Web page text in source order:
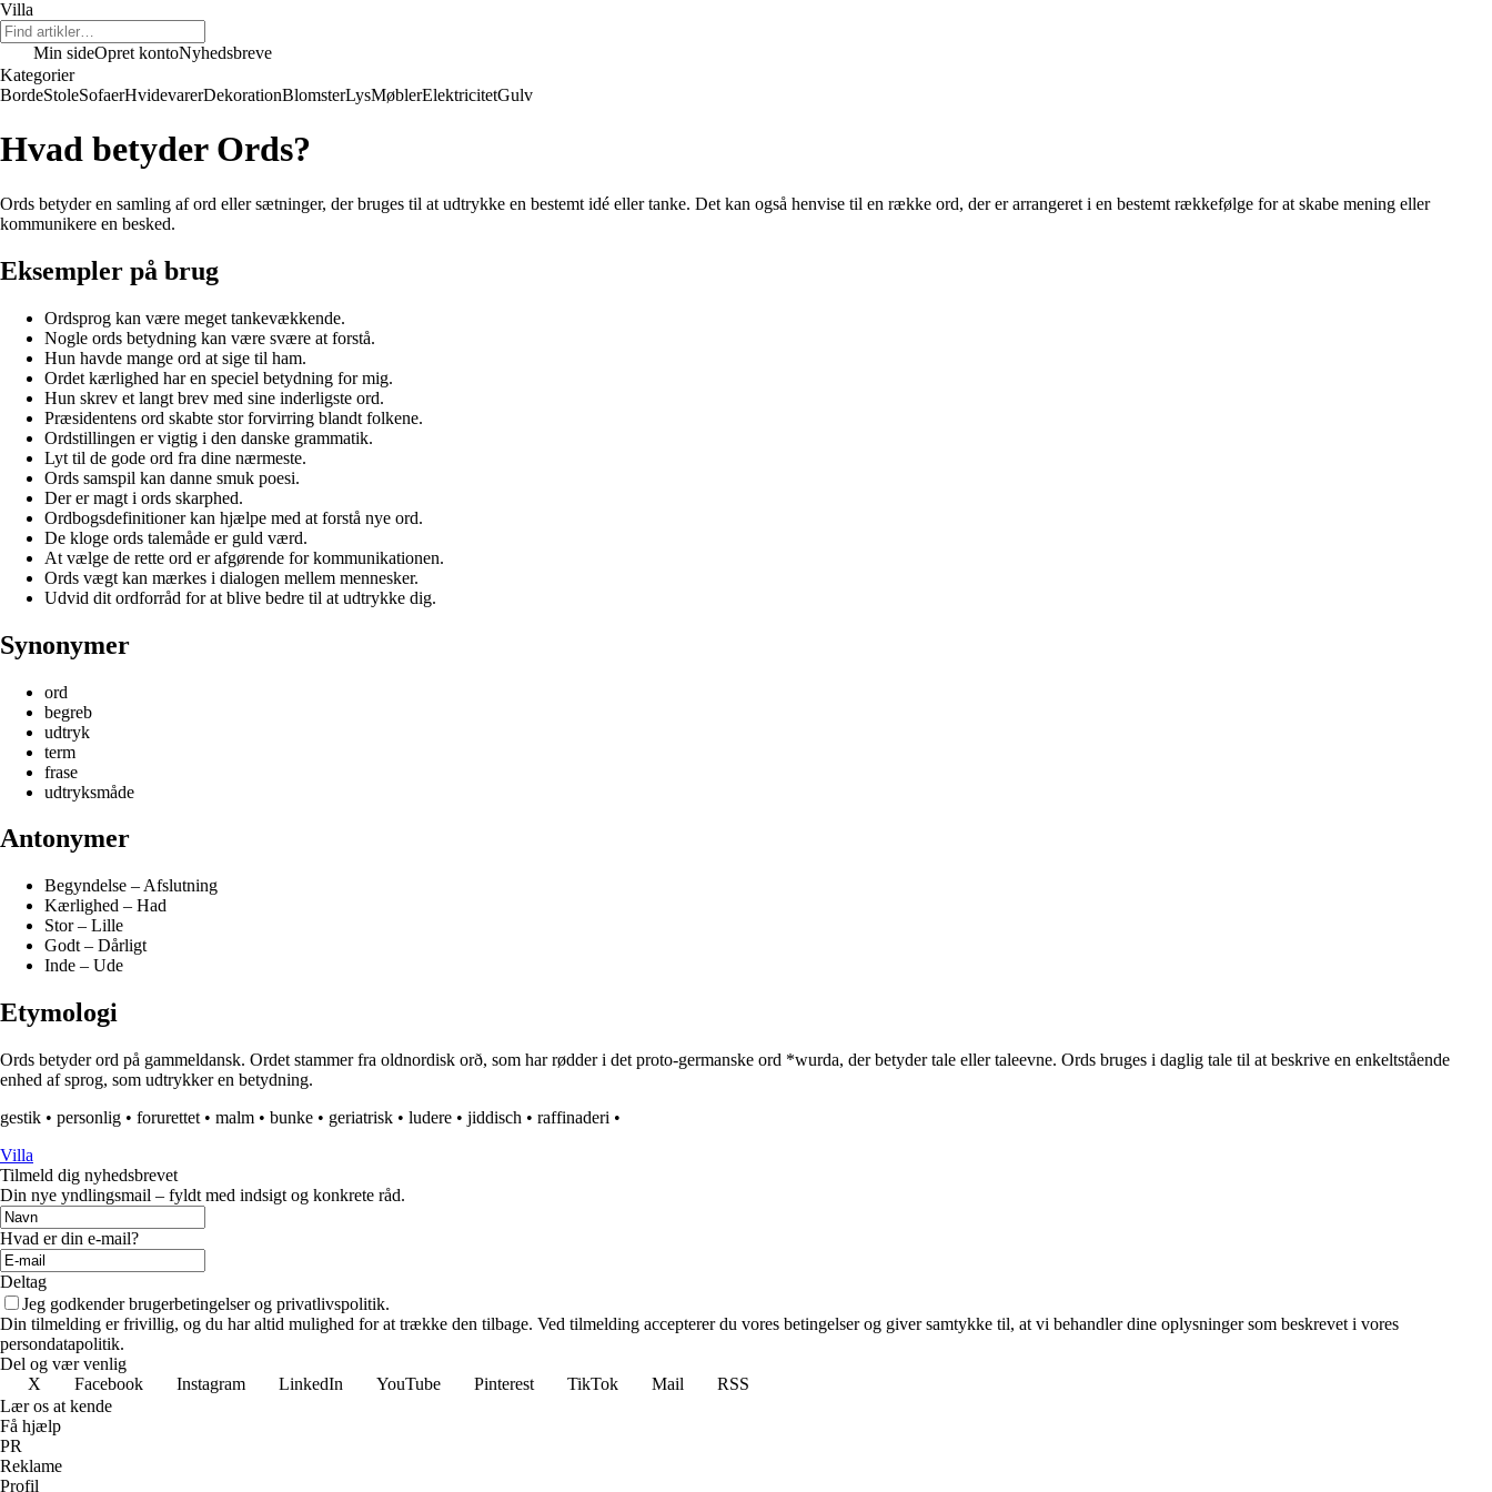
Villa
Min sideOpret kontoNyhedsbreve
Kategorier
BordeStoleSofaerHvidevarerDekorationBlomsterLysMøblerElektricitetGulv
Hvad betyder Ords?
Ords betyder en samling af ord eller sætninger, der bruges til at udtrykke en bestemt idé eller tanke. Det kan også henvise til en række ord, der er arrangeret i en bestemt rækkefølge for at skabe mening eller
kommunikere en besked.
Eksempler på brug
Ordsprog kan være meget tankevækkende.
Nogle ords betydning kan være svære at forstå.
Hun havde mange ord at sige til ham.
Ordet kærlighed har en speciel betydning for mig.
Hun skrev et langt brev med sine inderligste ord.
Præsidentens ord skabte stor forvirring blandt folkene.
Ordstillingen er vigtig i den danske grammatik.
Lyt til de gode ord fra dine nærmeste.
Ords samspil kan danne smuk poesi.
Der er magt i ords skarphed.
Ordbogsdefinitioner kan hjælpe med at forstå nye ord.
De kloge ords talemåde er guld værd.
At vælge de rette ord er afgørende for kommunikationen.
Ords vægt kan mærkes i dialogen mellem mennesker.
Udvid dit ordforråd for at blive bedre til at udtrykke dig.
Synonymer
ord
begreb
udtryk
term
frase
udtryksmåde
Antonymer
Begyndelse – Afslutning
Kærlighed – Had
Stor – Lille
Godt – Dårligt
Inde – Ude
Etymologi
Ords betyder ord på gammeldansk. Ordet stammer fra oldnordisk orð, som har rødder i det proto-germanske ord *wurda, der betyder tale eller taleevne. Ords bruges i daglig tale til at beskrive en enkeltstående
enhed af sprog, som udtrykker en betydning.
gestik • personlig • forurettet • malm • bunke • geriatrisk • ludere • jiddisch • raffinaderi •
Villa
Tilmeld dig nyhedsbrevet
Din nye yndlingsmail – fyldt med indsigt og konkrete råd.
Hvad er din e-mail?
Deltag
Jeg godkender brugerbetingelser og privatlivspolitik.
Din tilmelding er frivillig, og du har altid mulighed for at trække den tilbage. Ved tilmelding accepterer du vores betingelser og giver samtykke til, at vi behandler dine oplysninger som beskrevet i vores
persondatapolitik.
Del og vær venlig
X
Facebook Instagram LinkedIn YouTube Pinterest TikTok Mail
RSS
Lær os at kende
Få hjælp
PR
Reklame
Profil